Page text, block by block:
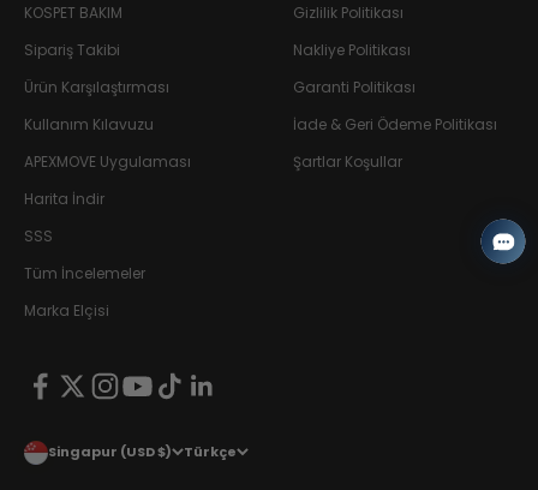
KOSPET BAKIM
Sipariş Takibi
Ürün Karşılaştırması
Kullanım Kılavuzu
APEXMOVE Uygulaması
Harita İndir
SSS
Tüm İncelemeler
Marka Elçisi
Gizlilik Politikası
Nakliye Politikası
Garanti Politikası
İade & Geri Ödeme Politikası
Şartlar Koşullar
Singapur (USD $) Türkçe